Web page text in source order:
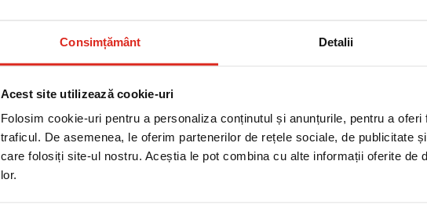
Consimțământ Detalii
Acest site utilizează cookie-uri
Folosim cookie-uri pentru a personaliza conținutul și anunțurile, pentru a
traficul. De asemenea, le oferim partenerilor de rețele sociale, de publicitate
care folosiți site-ul nostru. Aceștia le pot combina cu alte informații oferite
lor.